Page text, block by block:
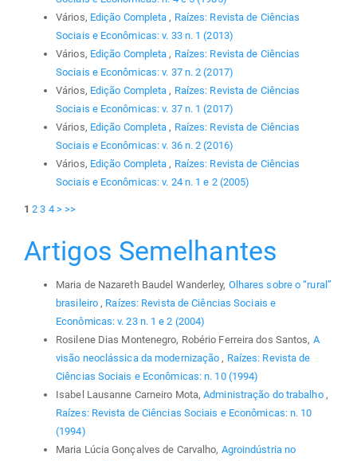
Vários, Edição Completa , Raízes: Revista de Ciências
Sociais e Econômicas: v. 33 n. 1 (2013)
Vários, Edição Completa , Raízes: Revista de Ciências
Sociais e Econômicas: v. 37 n. 2 (2017)
Vários, Edição Completa , Raízes: Revista de Ciências
Sociais e Econômicas: v. 37 n. 1 (2017)
Vários, Edição Completa , Raízes: Revista de Ciências
Sociais e Econômicas: v. 36 n. 2 (2016)
Vários, Edição Completa , Raízes: Revista de Ciências
Sociais e Econômicas: v. 24 n. 1 e 2 (2005)
1 2 3 4 > >>
Artigos Semelhantes
Maria de Nazareth Baudel Wanderley, Olhares sobre o “rural”
brasileiro , Raízes: Revista de Ciências Sociais e
Econômicas: v. 23 n. 1 e 2 (2004)
Rosilene Dias Montenegro, Robério Ferreira dos Santos, A
visão neoclássica da modernização , Raízes: Revista de
Ciências Sociais e Econômicas: n. 10 (1994)
Isabel Lausanne Carneiro Mota,Administração do trabalho ,
Raízes: Revista de Ciências Sociais e Econômicas: n. 10
(1994)
Maria Lúcia Gonçalves de Carvalho, Agroindústria no